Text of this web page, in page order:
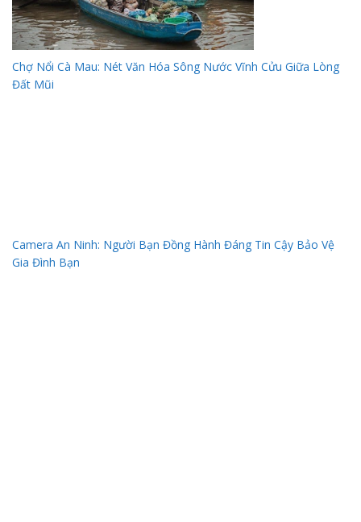
Chợ Nổi Cà Mau: Nét Văn Hóa Sông Nước Vĩnh Cửu Giữa Lòng
Đất Mũi
Camera An Ninh: Người Bạn Đồng Hành Đáng Tin Cậy Bảo Vệ
Gia Đình Bạn